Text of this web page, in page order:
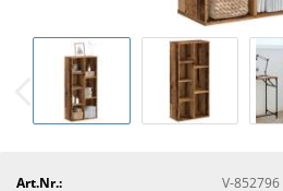
Art.Nr.:
V-852796